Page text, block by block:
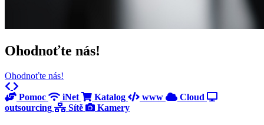
Ohodnoťte nás!
Ohodnoťte nás!
Previous
Pomoc
iNet Katalog www
Cloud
outsourcing
Sítě Kamery